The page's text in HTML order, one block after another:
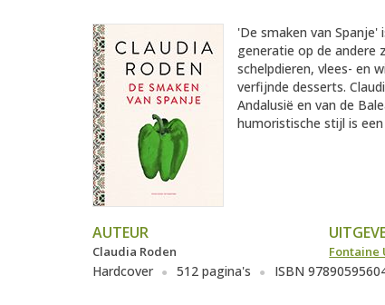
'De smaken van
generatie op de andere
schelpdieren, vlees- en
verfijnde desserts.
Andalusië en van de
humoristische stijl is
AUTEUR
Claudia Roden Fontaine
Hardcover 512 pagina's ISBN